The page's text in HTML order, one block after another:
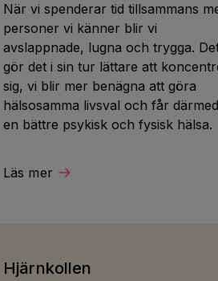
När vi spenderar tid tillsammans
personer vi känner blir vi
avslappnade, lugna och trygga.
gör det i sin tur lättare att
sig, vi blir mer benägna att göra
hälsosamma livsval och får därmed
en bättre psykisk och fysisk hälsa.
Läs mer
Hjärnkollen